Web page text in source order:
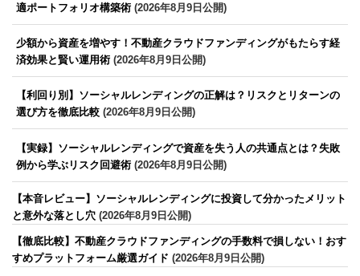
適ポートフォリオ構築術 (2026年8月9日公開)
少額から資産を増やす！不動産クラウドファンディングがもたらす経
済効果と賢い運用術 (2026年8月9日公開)
【利回り別】ソーシャルレンディングの正解は？リスクとリターンの
選び方を徹底比較 (2026年8月9日公開)
【実録】ソーシャルレンディングで資産を失う人の共通点とは？失敗
例から学ぶリスク回避術 (2026年8月9日公開)
【本音レビュー】ソーシャルレンディングに投資して分かったメリット
と意外な落とし穴 (2026年8月9日公開)
【徹底比較】不動産クラウドファンディングの手数料で損しない！おす
すめプラットフォーム厳選ガイド (2026年8月9日公開)